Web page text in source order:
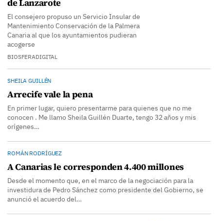
de Lanzarote
El consejero propuso un Servicio Insular de
Mantenimiento Conservación de la Palmera
Canaria al que los ayuntamientos pudieran
acogerse
BIOSFERADIGITAL
SHEILA GUILLÉN
Arrecife vale la pena
En primer lugar, quiero presentarme para quienes que no me
conocen . Me llamo Sheila Guillén Duarte, tengo 32 años y mis
orígenes…
ROMÁN RODRÍGUEZ
A Canarias le corresponden 4.400 millones
Desde el momento que, en el marco de la negociación para la
investidura de Pedro Sánchez como presidente del Gobierno, se
anunció el acuerdo del…